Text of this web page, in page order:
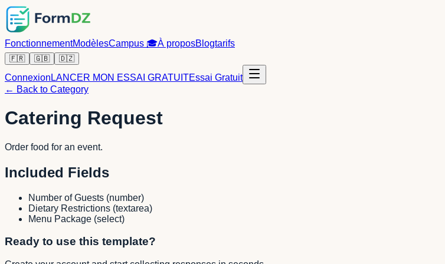
FonctionnementModèlesCampus 🎓À proposBlogtarifs
🇫🇷 🇬🇧 🇩🇿
Connexion LANCER MON ESSAI GRATUITEssai Gratuit
← Back to Category
Catering Request
Order food for an event.
Included Fields
Number of Guests (number)
Dietary Restrictions (textarea)
Menu Package (select)
Ready to use this template?